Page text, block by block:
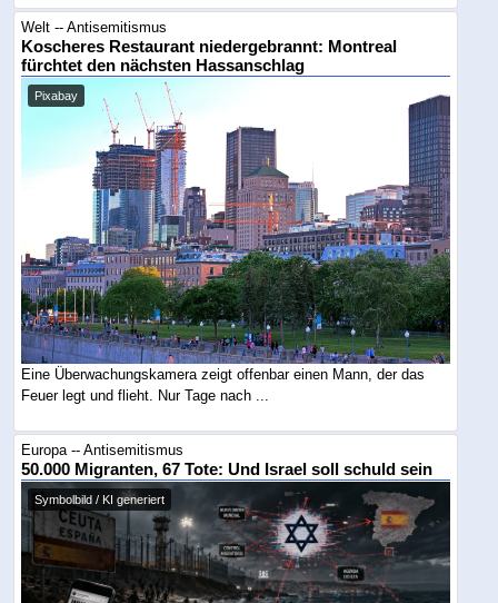
Welt -- Antisemitismus
Koscheres Restaurant niedergebrannt: Montreal
fürchtet den nächsten Hassanschlag
Pixabay
Eine Überwachungskamera zeigt offenbar einen Mann, der das
Feuer legt und flieht. Nur Tage nach ...
Europa -- Antisemitismus
50.000 Migranten, 67 Tote: Und Israel soll schuld sein
Symbolbild / KI generiert